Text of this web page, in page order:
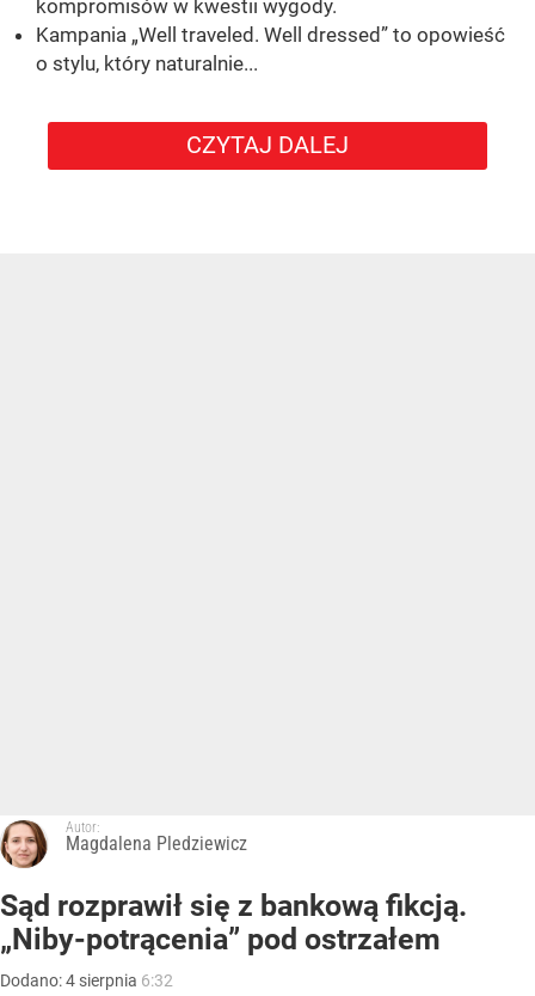
kompromisów w kwestii wygody.
Kampania „Well traveled. Well dressed” to opowieść
o stylu, który naturalnie...
CZYTAJ DALEJ
Autor:
Magdalena Pledziewicz
Sąd rozprawił się z bankową fikcją.
„Niby-potrącenia” pod ostrzałem
Dodano:4 sierpnia 6:32